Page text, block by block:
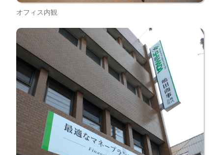
オフィス内観